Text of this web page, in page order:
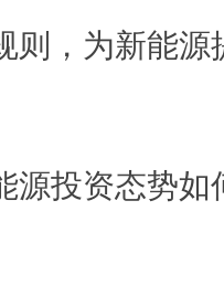
则，为新能源
投资态势如